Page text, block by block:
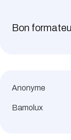
Bon
Anonyme
Bamolux